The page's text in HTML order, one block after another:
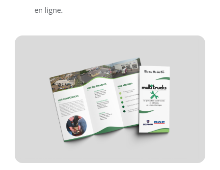
en ligne.